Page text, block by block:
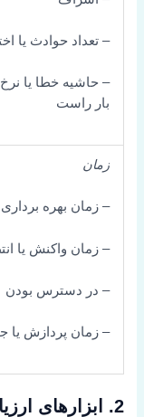
حوادث یا اختلالات
خطا یا نرخ اولین
بهره برداری
واکنش یا انتظار
دسترس بودن
پردازش یا جابجایی
ارزیابی